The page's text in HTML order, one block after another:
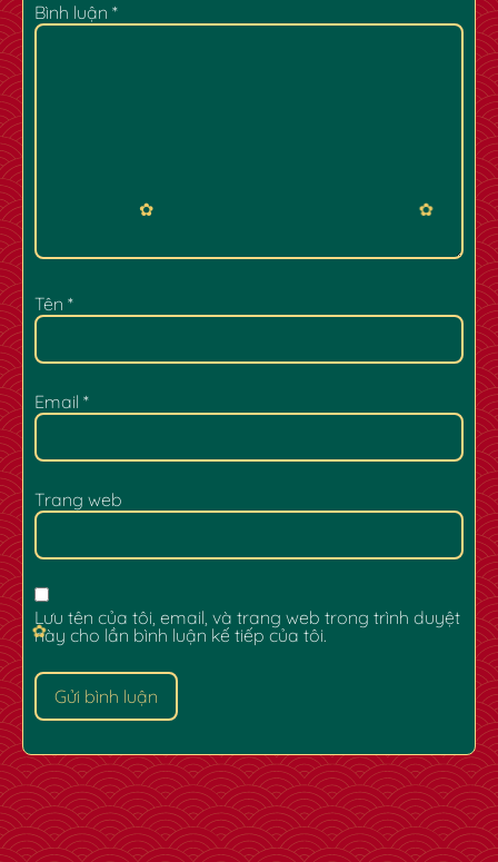
Bình luận *
Tên *
Email *
Trang web
Lưu tên của tôi, email, và trang web trong trình duyệt
này cho lần bình luận kế tiếp của tôi.
✿ ✿
✿